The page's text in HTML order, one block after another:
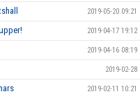
2019-05-20 09:21
2019-04-17 19:12
2019-04-16 08:19
2019-02-28
2019-02-11 10:21